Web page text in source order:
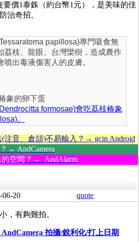
要價1泰銖（約台幣1元），是美味的佳
治奇招。
papillosa)專門吸食無
荔枝、龍眼、台灣欒樹，造成農作
出毒液傷害人的皮膚。
象的卵下蛋
formosae)會吃荔枝椿象
。
注音、倉頡)不易輸入？→ gcin Android
→ AndCamera
的空間？→ AndAlarm
06-20 quote
，有夠難拍。
AndCamera 拍攝/銳利化/打上日期